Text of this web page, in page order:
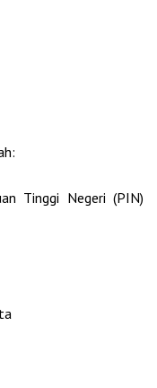
Tinggi Negeri (PIN)